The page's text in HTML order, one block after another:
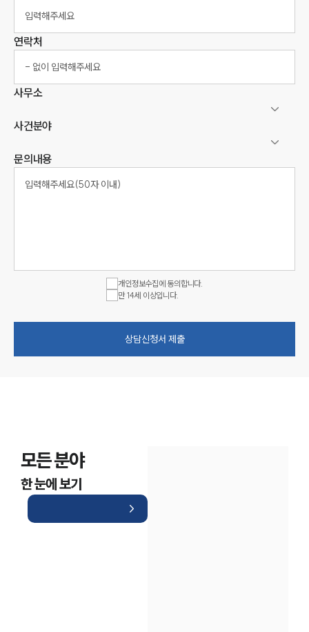
연락처
사무소
사건분야
문의내용
개인정보수집에 동의합니다.
만 14세 이상입니다.
상담신청서 제출
모든 분야
한 눈에 보기